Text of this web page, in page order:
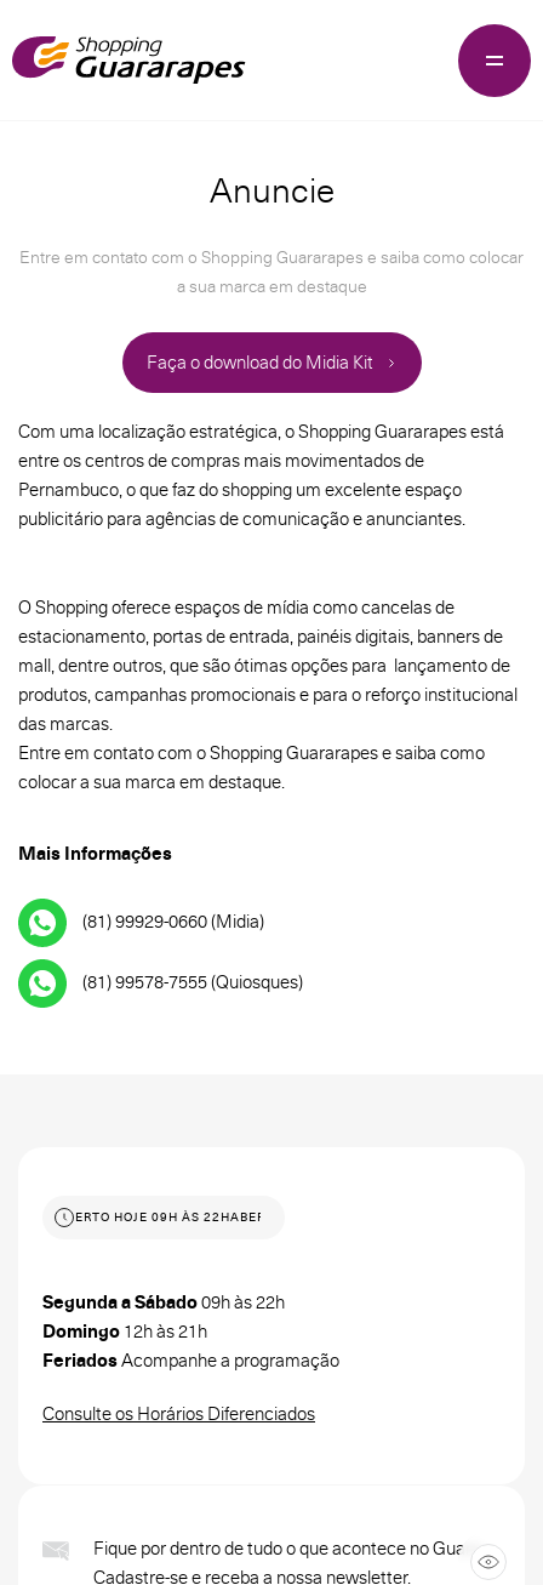
Anuncie
Entre em contato com o Shopping Guararapes e saiba como colocar
a sua marca em destaque
Faça o download do Midia Kit
Mais Informações
(81) 99929-0660 (Midia)
(81) 99578-7555 (Quiosques)
Com uma localização estratégica, o Shopping Guararapes está
entre os centros de compras mais movimentados de
Pernambuco, o que faz do shopping um excelente espaço
publicitário para agências de comunicação e anunciantes.
O Shopping oferece espaços de mídia como cancelas de
estacionamento, portas de entrada, painéis digitais, banners de
mall, dentre outros, que são ótimas opções para lançamento de
produtos, campanhas promocionais e para o reforço institucional
das marcas.
Entre em contato com o Shopping Guararapes e saiba como
colocar a sua marca em destaque.
ABERTO HOJE 09H ÀS 22HABERTO HOJE 09H ÀS 22H
Segunda a Sábado09h às 22h
Domingo 12h às 21h
FeriadosAcompanhe a programação
Consulte os Horários Diferenciados
Fique por dentro de tudo o que acontece no Guara.
Cadastre-se e receba a nossa newsletter.